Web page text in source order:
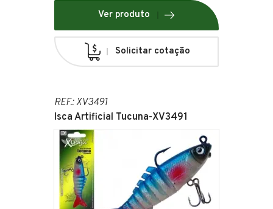
Ver produto
Solicitar cotação
REF.: XV3491
Isca Artificial Tucuna-XV3491